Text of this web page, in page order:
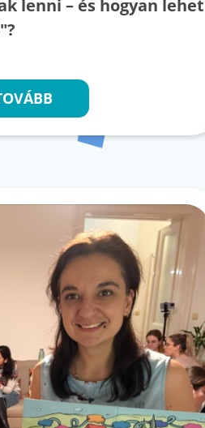
lenni – és hogyan lehet